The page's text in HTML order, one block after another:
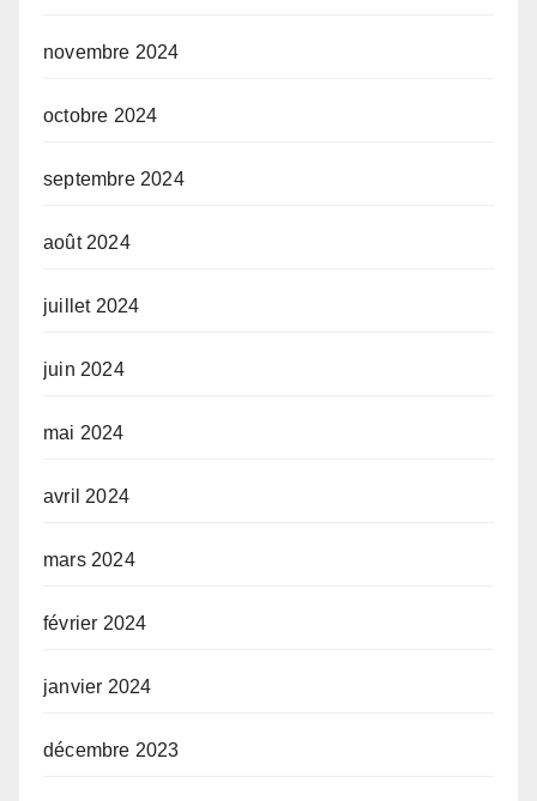
novembre 2024
octobre 2024
septembre 2024
août 2024
juillet 2024
juin 2024
mai 2024
avril 2024
mars 2024
février 2024
janvier 2024
décembre 2023